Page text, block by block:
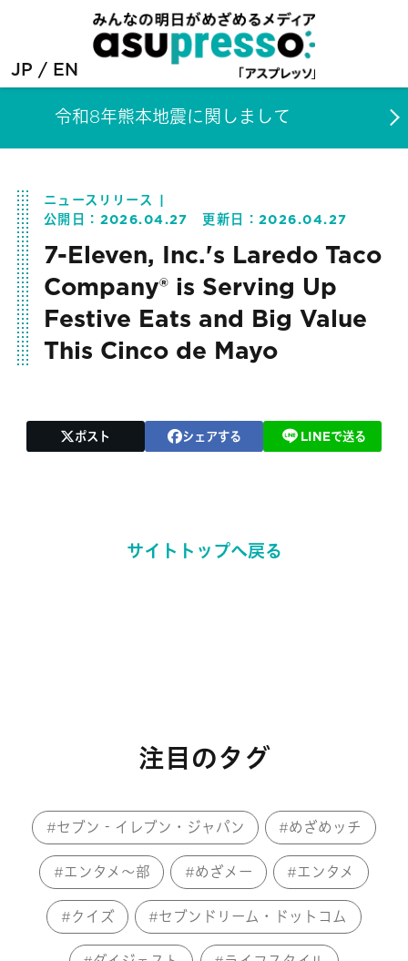
JP EN
令和8年熊本地震に関しまして
ニュースリリース
公開日： 2026.04.27 更新日：2026.04.27
7-Eleven, Inc.'s Laredo Taco
Company® is Serving Up
Festive Eats and Big Value
This Cinco de Mayo
ポスト シェアする LINEで送る
サイトトップへ戻る
注目のタグ
セブン‐イレブン・ジャパン めざめッチ
エンタメ～部 めざメー エンタメ
クイズ セブンドリーム・ドットコム